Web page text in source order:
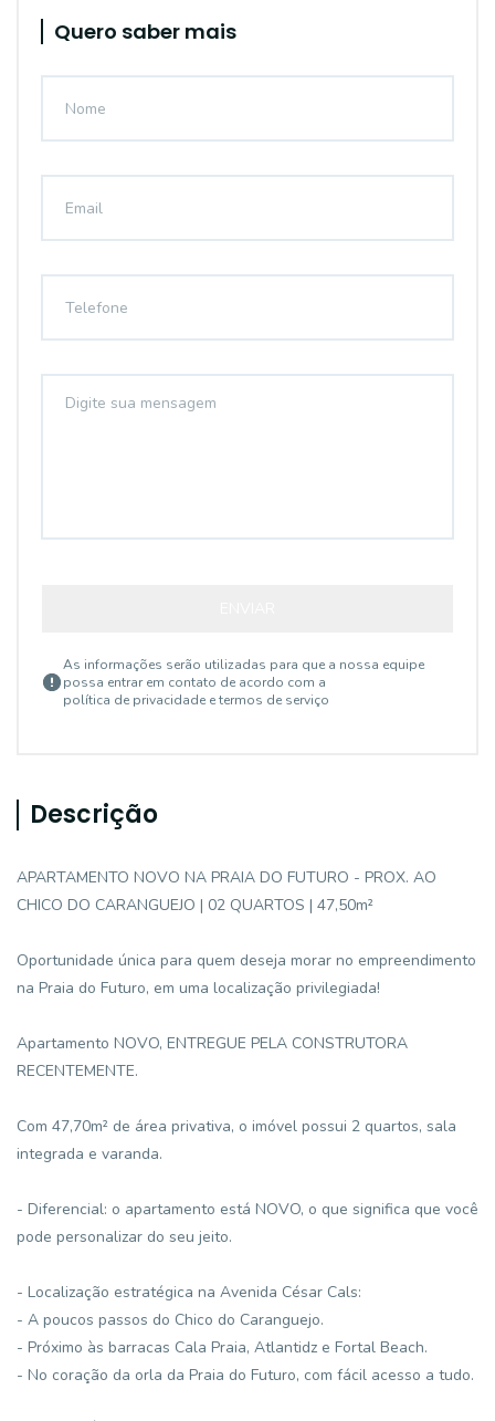
Quero saber mais
As informações serão utilizadas para que a nossa equipe
possa entrar em contato de acordo com a
política de privacidade e termos de serviço
Descrição
APARTAMENTO NOVO NA PRAIA DO FUTURO - PROX. AO
CHICO DO CARANGUEJO | 02 QUARTOS | 47,50m²
Oportunidade única para quem deseja morar no empreendimento
na Praia do Futuro, em uma localização privilegiada!
Apartamento NOVO, ENTREGUE PELA CONSTRUTORA
RECENTEMENTE.
Com 47,70m² de área privativa, o imóvel possui 2 quartos, sala
integrada e varanda.
- Diferencial: o apartamento está NOVO, o que significa que você
pode personalizar do seu jeito.
- Localização estratégica na Avenida César Cals:
- A poucos passos do Chico do Caranguejo.
- Próximo às barracas Cala Praia, Atlantidz e Fortal Beach.
- No coração da orla da Praia do Futuro, com fácil acesso a tudo.